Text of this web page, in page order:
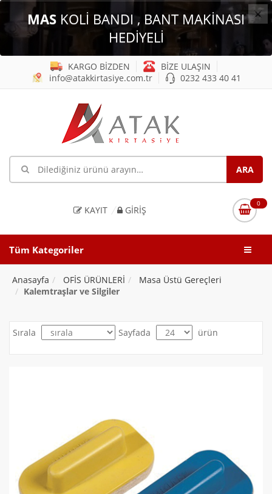
×
MAS KOLİ BANDI , BANT MAKİNASI
HEDİYELİ
KARGO BİZDEN
BİZE ULAŞIN
info@atakkirtasiye.com.tr
0232 433 40 41
KAYIT GIRIŞ
0
Tüm Kategoriler
Anasayfa OFİS ÜRÜNLERİ
Masa Üstü Gereçleri
Kalemtraşlar ve Silgiler
Sırala Sayfada ürün